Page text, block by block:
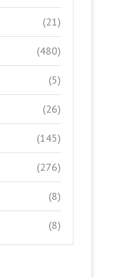
(21)
(480)
(5)
(26)
(145)
(276)
(8)
(8)